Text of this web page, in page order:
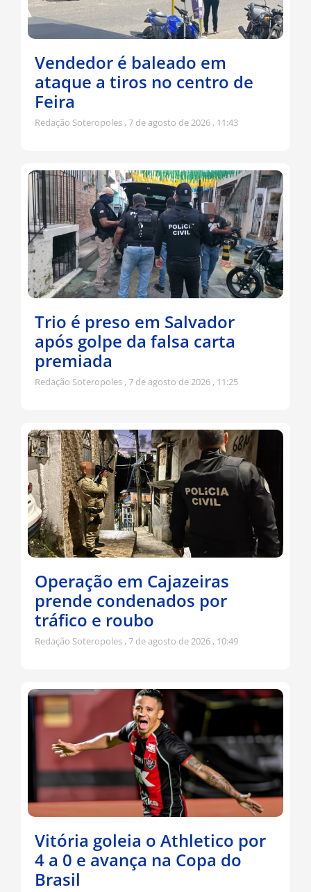
Vendedor é baleado em
ataque a tiros no centro de
Feira
Redação Soteropoles 7 de agosto de 2026 11:43
Trio é preso em Salvador
após golpe da falsa carta
premiada
Redação Soteropoles 7 de agosto de 2026 11:25
Operação em Cajazeiras
prende condenados por
tráfico e roubo
Redação Soteropoles 7 de agosto de 2026 10:49
Vitória goleia o Athletico por
4 a 0 e avança na Copa do
Brasil